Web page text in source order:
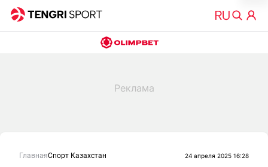
ГлавнаяСпорт Казахстан 24 апреля 2025 16:28